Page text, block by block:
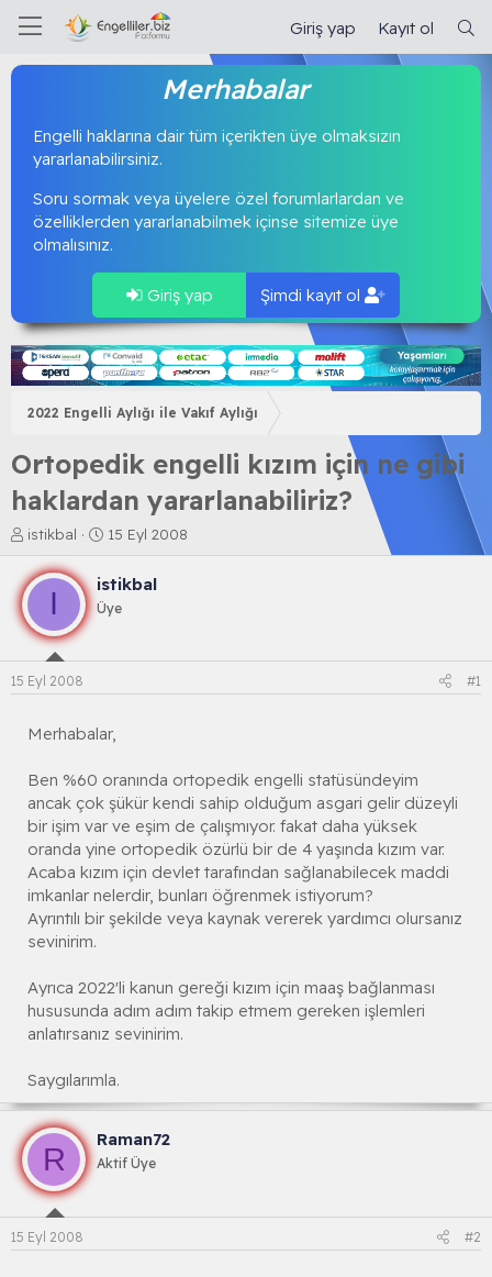
Giriş yap Kayıt ol
Merhabalar
Engelli haklarına dair tüm içerikten üye olmaksızın
yararlanabilirsiniz.
Soru sormak veya üyelere özel forumlarlardan ve
özelliklerden yararlanabilmek içinse sitemize üye
olmalısınız.
Giriş yap Şimdi kayıt ol
2022 Engelli Aylığı ile Vakıf Aylığı
Ortopedik engelli kızım için ne gibi
haklardan yararlanabiliriz?
K
o
n
b
u
y
a
a
n
istikbal
B
a
l
a
ç
a
h
15 Eyl 2008
I
istikbal
Üye
15 Eyl 2008 #1
Merhabalar,
Ben %60 oranında ortopedik engelli statüsündeyim
ancak çok şükür kendi sahip olduğum asgari gelir düzeyli
bir işim var ve eşim de çalışmıyor. fakat daha yüksek
oranda yine ortopedik özürlü bir de 4 yaşında kızım var.
Acaba kızım için devlet tarafından sağlanabilecek maddi
imkanlar nelerdir, bunları öğrenmek istiyorum?
Ayrıntılı bir şekilde veya kaynak vererek yardımcı olursanız
sevinirim.
Ayrıca 2022'li kanun gereği kızım için maaş bağlanması
hususunda adım adım takip etmem gereken işlemleri
anlatırsanız sevinirim.
Saygılarımla.
R
Raman72
Aktif Üye
15 Eyl 2008 #2